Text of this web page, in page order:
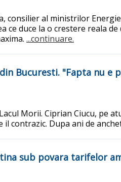
consilier al ministrilor
ce duce la o crestere reala
...continuare.
Bucuresti. "Fapta nu
Morii. Ciprian Ciucu, pe
contrazic. Dupa ani de
sub povara tarifelor